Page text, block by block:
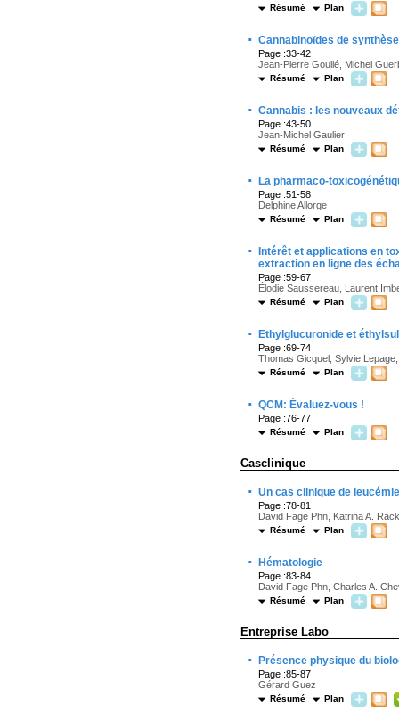
Résumé Plan
· Cannabinoïdes de
Page :33-42
Jean-Pierre Goullé, Michel
Résumé Plan
· Cannabis : les nouveaux
Page :43-50
Jean-Michel Gaulier
Résumé Plan
· La pharmaco-
Page :51-58
Delphine Allorge
Résumé Plan
·
Intérêt et applications en
extraction en ligne des
Page :59-67
Élodie Saussereau, Laurent
Résumé Plan
· Ethylglucuronide et
Page :69-74
Thomas Gicquel, Sylvie
Résumé Plan
· QCM: Évaluez-vous !
Page :76-77
Résumé Plan
Casclinique
· Un cas clinique de
Page :78-81
David Fage Phn, Katrina A.
Résumé Plan
· Hématologie
Page :83-84
David Fage Phn, Charles A.
Résumé Plan
Entreprise Labo
· Présence physique du
Page :85-87
Gérard Guez
Résumé Plan